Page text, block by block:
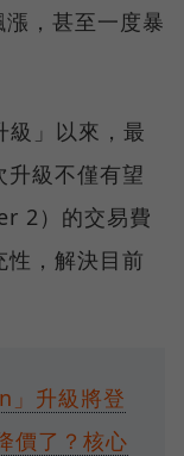
漲，甚至一度暴
」以來，最
升級不僅有望
2）的交易費
性，解決目前
」升級將登
價了？核心